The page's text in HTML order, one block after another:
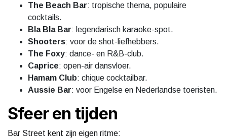
The Beach Bar: tropische thema, populaire
cocktails.
Bla Bla Bar: legendarisch karaoke-spot.
Shooters: voor de shot-liefhebbers.
The Foxy: dance- en R&B-club.
Caprice: open-air dansvloer.
Hamam Club: chique cocktailbar.
Aussie Bar: voor Engelse en Nederlandse toeristen.
Sfeer en tijden
Bar Street kent zijn eigen ritme: